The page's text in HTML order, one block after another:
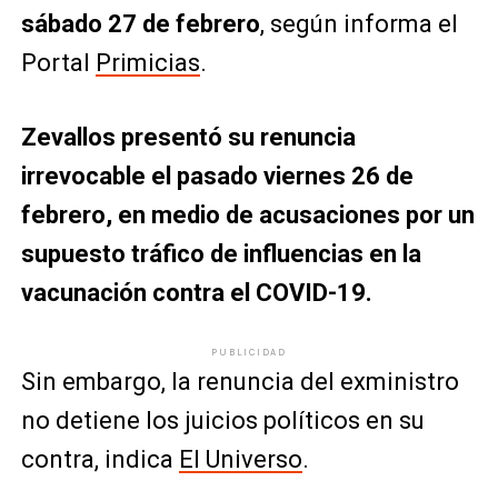
sábado 27 de febrero, según informa el
Portal Primicias.
Zevallos presentó su renuncia
irrevocable el pasado viernes 26 de
febrero, en medio de acusaciones por un
supuesto tráfico de influencias en la
vacunación contra el COVID-19.
PUBLICIDAD
Sin embargo, la renuncia del exministro
no detiene los juicios políticos en su
contra, indica El Universo.